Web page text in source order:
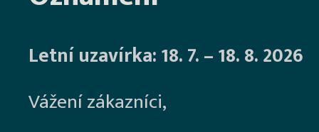
Letní uzavírka: 18. 7. – 18. 8. 2026
Vážení zákazníci,